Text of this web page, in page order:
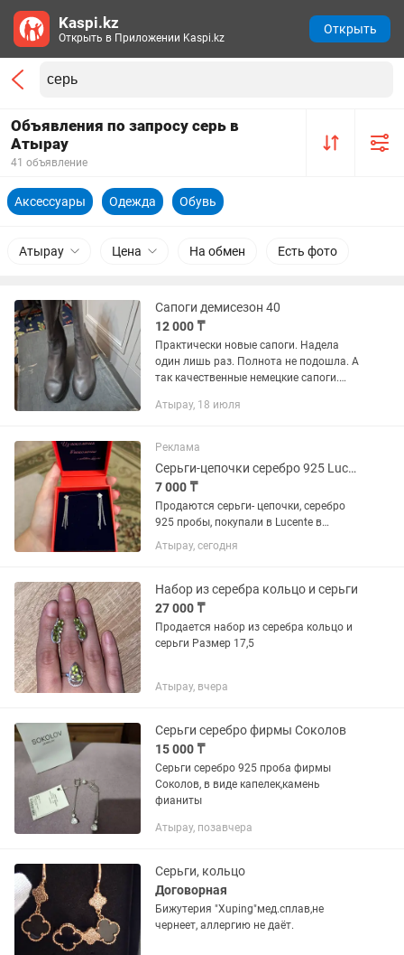
Объявления по запросу серь в
Атырау
41 объявление
Аксессуары Одежда Обувь
Атырау Цена На обмен Есть фото
Сапоги демисезон 40
12 000 ₸
Практически новые сапоги. Надела
один лишь раз. Полнота не подошла. А
так качественные немецкие сапоги.
коричневый, необычный.
Атырау, 18 июля
Реклама
Серьги-цепочки серебро 925 Lucente
7 000 ₸
Продаются серьги- цепочки, серебро
925 пробы, покупали в Lucente в
Байзаре. Не подошли по стилю, брали
в подарок. Абсолютно новые, не
упаковке, при покупке положу в...
Атырау, сегодня
Набор из серебра кольцо и серьги
27 000 ₸
Продается набор из серебра кольцо и
серьги Размер 17,5
Атырау, вчера
Серьги серебро фирмы Соколов
15 000 ₸
Серьги серебро 925 проба фирмы
Соколов, в виде капелек,камень
фианиты
Атырау, позавчера
Серьги, кольцо
Договорная
Бижутерия "Xuping"мед.сплав,не
чернеет, аллергию не даёт.
Kaspi.kz
Открыть в Приложении Kaspi.kz
Открыть